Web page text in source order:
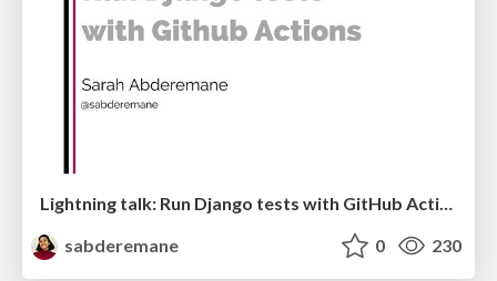
Lightning talk: Run Django tests with GitHub Actions
sabderemane
0 230